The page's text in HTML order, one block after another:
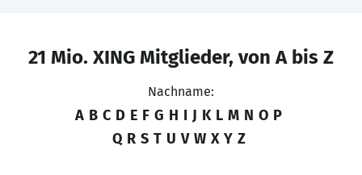
21 Mio. XING Mitglieder, von A bis Z
Nachname:
A B C D E F G H I J K L M N O P
Q R S T U V W X Y Z